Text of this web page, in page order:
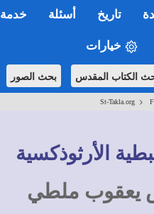
تاريخ أسئلة خدمة
خيارات
الكتاب المقدس بحث الصور
St-Takla.org>
الأرثوذكسية
يعقوب ملطي